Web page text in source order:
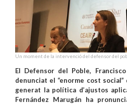
Un moment de la intervenció del defensor del
El Defensor del Poble,
denunciat el “enorme cost
generat la política d’ajustos
Fernández Marugán ha